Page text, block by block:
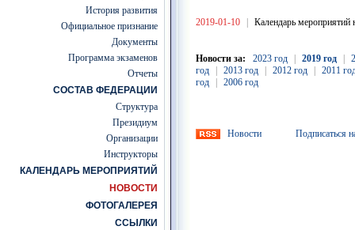
История развития
Официальное признание
Документы
Программа экзаменов
Отчеты
СОСТАВ ФЕДЕРАЦИИ
Структура
Президиум
Организации
Инструкторы
КАЛЕНДАРЬ МЕРОПРИЯТИЙ
НОВОСТИ
ФОТОГАЛЕРЕЯ
ССЫЛКИ
2019-01-10 Календарь мероприятий
Новости за: 2023 год 2019 год
год
2013 год 2012 год
2011
год
2006 год
Новости Подписаться